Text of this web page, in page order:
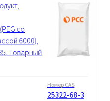
со
6000),
Товарный
Номер CAS
25322-68-3